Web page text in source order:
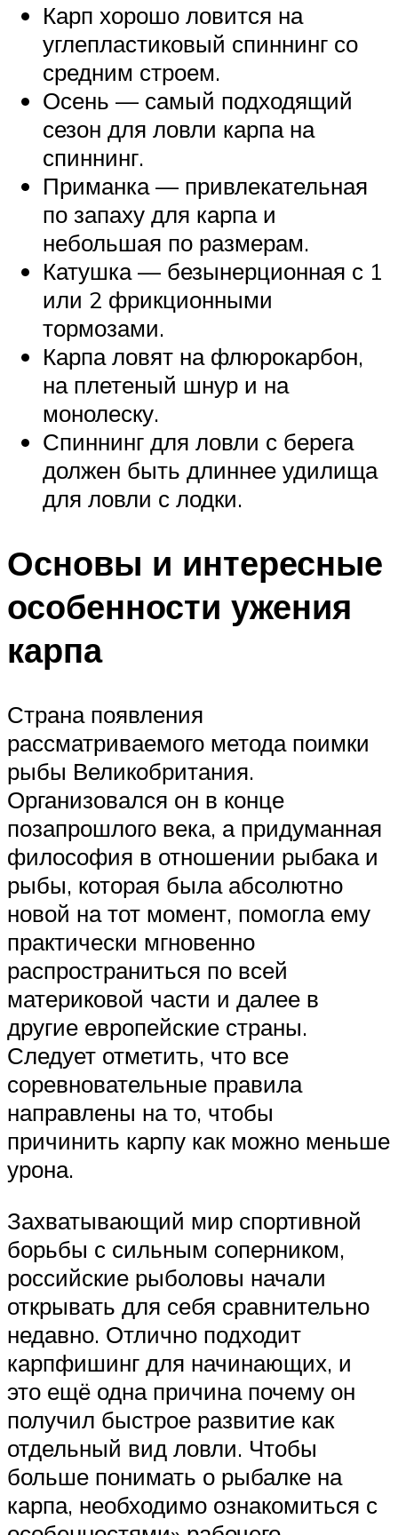
Карп хорошо ловится на
углепластиковый спиннинг со
средним строем.
Осень — самый подходящий
сезон для ловли карпа на
спиннинг.
Приманка — привлекательная
по запаху для карпа и
небольшая по размерам.
Катушка — безынерционная с 1
или 2 фрикционными
тормозами.
Карпа ловят на флюрокарбон,
на плетеный шнур и на
монолеску.
Спиннинг для ловли с берега
должен быть длиннее удилища
для ловли с лодки.
Основы и интересные
особенности ужения
карпа
Страна появления
рассматриваемого метода поимки
рыбы Великобритания.
Организовался он в конце
позапрошлого века, а придуманная
философия в отношении рыбака и
рыбы, которая была абсолютно
новой на тот момент, помогла ему
практически мгновенно
распространиться по всей
материковой части и далее в
другие европейские страны.
Следует отметить, что все
соревновательные правила
направлены на то, чтобы
причинить карпу как можно меньше
урона.
Захватывающий мир спортивной
борьбы с сильным соперником,
российские рыболовы начали
открывать для себя сравнительно
недавно. Отлично подходит
карпфишинг для начинающих, и
это ещё одна причина почему он
получил быстрое развитие как
отдельный вид ловли. Чтобы
больше понимать о рыбалке на
карпа, необходимо ознакомиться с